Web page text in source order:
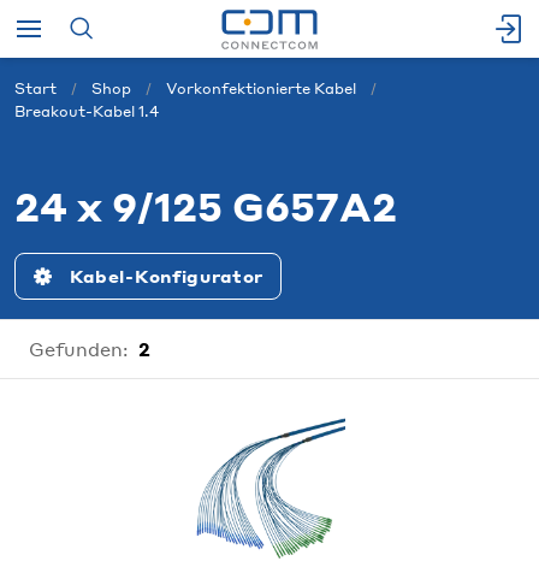
Start Shop
Vorkonfektionierte Kabel
Breakout-Kabel 1.4
24 x 9/125 G657A2
Kabel-Konfigurator
Gefunden: 2